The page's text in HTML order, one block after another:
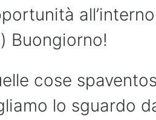
Buongiorno!
cose
lo sguardo